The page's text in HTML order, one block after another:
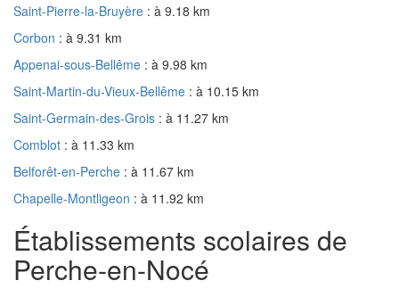
Saint-Pierre-la-Bruyère : à 9.18 km
Corbon : à 9.31 km
Appenai-sous-Bellême : à 9.98 km
Saint-Martin-du-Vieux-Bellême : à 10.15 km
Saint-Germain-des-Grois : à 11.27 km
Comblot : à 11.33 km
Belforêt-en-Perche : à 11.67 km
Chapelle-Montligeon : à 11.92 km
Établissements scolaires de
Perche-en-Nocé